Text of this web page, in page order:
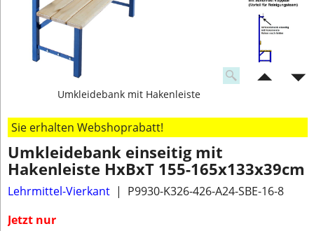
Umkleidebank mit Hakenleiste
Sie erhalten Webshoprabatt!
Umkleidebank einseitig mit
Hakenleiste HxBxT 155-165x133x39cm
Lehrmittel-Vierkant
P9930-K326-426-A24-SBE-16-8
Jetzt nur